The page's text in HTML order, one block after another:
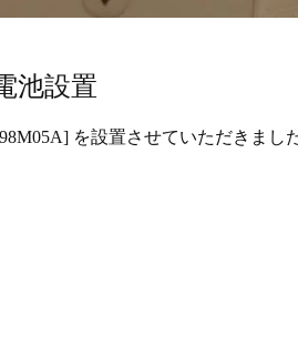
池設置
を設置させていただきまし